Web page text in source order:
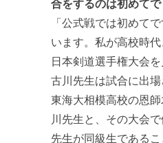
合をするのは初めてで
「公式戦では初めて
います。私が高校時
日本剣道選手権大会を
古川先生は試合に出場
東海大相模高校の恩
川先生と、その大会
先生が同級生である